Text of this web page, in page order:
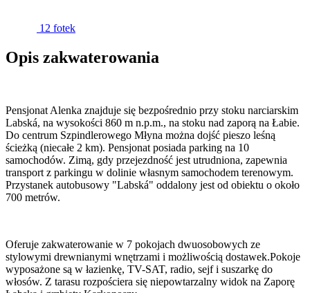
12 fotek
Opis zakwaterowania
Pensjonat Alenka znajduje się bezpośrednio przy stoku narciarskim
Labská, na wysokości 860 m n.p.m., na stoku nad zaporą na Łabie.
Do centrum Szpindlerowego Młyna można dojść pieszo leśną
ścieżką (niecałe 2 km). Pensjonat posiada parking na 10
samochodów. Zimą, gdy przejezdność jest utrudniona, zapewnia
transport z parkingu w dolinie własnym samochodem terenowym.
Przystanek autobusowy "Labská" oddalony jest od obiektu o około
700 metrów.
Oferuje zakwaterowanie w 7 pokojach dwuosobowych ze
stylowymi drewnianymi wnętrzami i możliwością dostawek.Pokoje
wyposażone są w łazienkę, TV-SAT, radio, sejf i suszarkę do
włosów. Z tarasu rozpościera się niepowtarzalny widok na Zaporę